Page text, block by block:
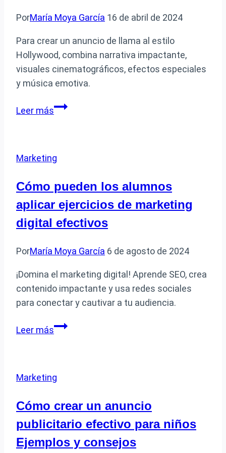
PorMaría Moya García 16 de abril de 2024
Para crear un anuncio de llama al estilo
Hollywood, combina narrativa impactante,
visuales cinematográficos, efectos especiales
y música emotiva.
Leer másCómo
anuncio
llama
al
estilo
Marketing
Cómo pueden los alumnos
aplicar ejercicios de marketing
digital efectivos
PorMaría Moya García 6 de agosto de 2024
¡Domina el marketing digital! Aprende SEO, crea
contenido impactante y usa redes sociales
para conectar y cautivar a tu audiencia.
Leer másCómo
aplicar
de
marketing
digital
Marketing
Cómo crear un anuncio
publicitario efectivo para niños
Ejemplos y consejos